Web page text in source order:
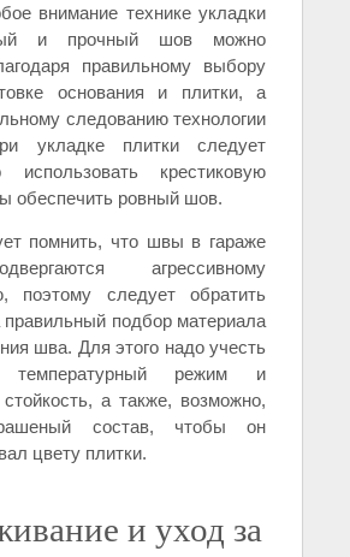
внимание технике укладки
и прочный шов можно
правильному выбору
основания и плитки, а
следованию технологии
укладке плитки следует
использовать крестиковую
обеспечить ровный шов.
помнить, что швы в гараже
агрессивному
поэтому следует обратить
правильный подбор материала
шва. Для этого надо учесть
температурный режим и
а также, возможно,
состав, чтобы он
цвету плитки.
и уход за